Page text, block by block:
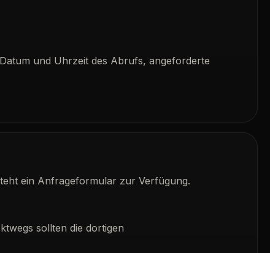
und Uhrzeit des Abrufs, angeforderte
ein Anfrageformular zur Verfügung.
sollten die dortigen